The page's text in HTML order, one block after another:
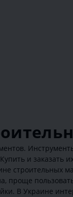
и
строительных
проще
В Украине